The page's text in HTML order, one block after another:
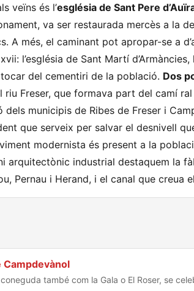
veïns és l’església de Sant Pere
va ser restaurada mercès a la
A més, el caminant pot apropar-se a
l’església de Sant Martí d’Armàncies,
del cementiri de la població. Dos
riu Freser, que formava part del camí
municipis de Ribes de Freser i
que serveix per salvar el desnivell
modernista és present a la
arquitectònic industrial destaquem la
Pernau i Herand, i el canal que creua
Campdevànol
també com la Gala o El Roser, se